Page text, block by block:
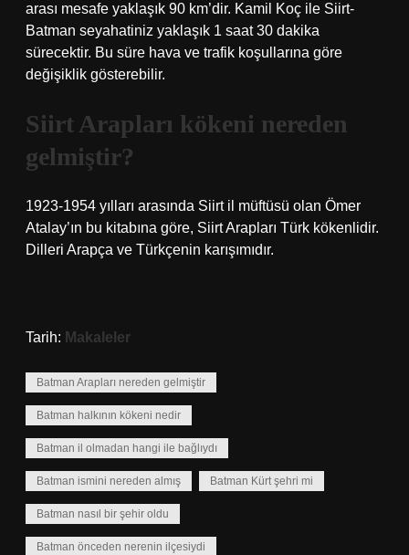
arası mesafe yaklaşık 90 km’dir. Kamil Koç ile Siirt-
Batman seyahatiniz yaklaşık 1 saat 30 dakika
sürecektir. Bu süre hava ve trafik koşullarına göre
değişiklik gösterebilir.
Siirt Arapları kökeni nereden
gelmiştir?
1923-1954 yılları arasında Siirt il müftüsü olan Ömer
Atalay’ın bu kitabına göre, Siirt Arapları Türk kökenlidir.
Dilleri Arapça ve Türkçenin karışımıdır.
Tarih: Makaleler
Batman Arapları nereden gelmiştir
Batman halkının kökeni nedir
Batman il olmadan hangi ile bağlıydı
Batman ismini nereden almış Batman Kürt şehri mi
Batman nasıl bir şehir oldu
Batman önceden nerenin ilçesiydi